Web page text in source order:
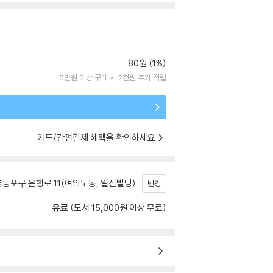
80원 (1%)
5만원 이상 구매 시 2천원 추가 적립
카드/간편결제 혜택을 확인하세요
포구 은행로 11(여의도동, 일신빌딩) 변경
유료 (도서 15,000원 이상 무료)